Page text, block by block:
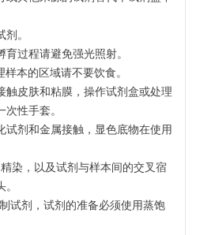
。
过程请避免强光照射。
本的区域请不要饮食。
触皮肤和粘膜，操作试剂盒或处理
性手套。
试剂和金属接触，显色底物在使用
染，以及试剂与样本间的交叉宿
试剂，试剂的准备必须使用蒸饱